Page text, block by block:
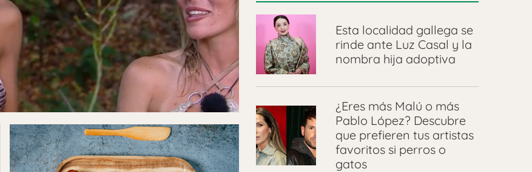
Esta localidad gallega se
rinde ante Luz Casal y la
nombra hija adoptiva
¿Eres más Malú o más
Pablo López? Descubre
que prefieren tus artistas
favoritos si perros o
gatos